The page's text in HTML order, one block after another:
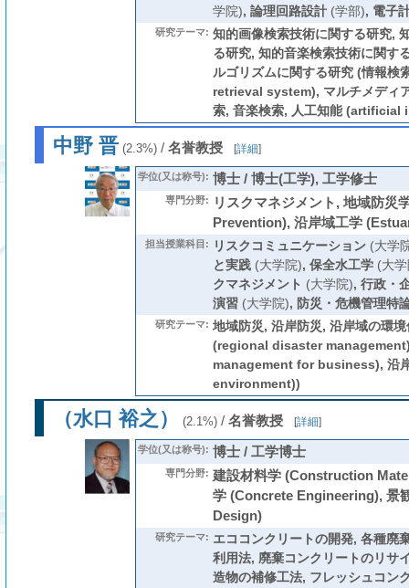
学院), 論理回路設計(学部), 電子
研究テーマ: 知的画像検索技術に関する研究,
る研究, 知的音楽検索技術に関す
ルゴリズムに関する研究 (情報
retrieval system), マルチメディ
索, 音楽検索, 人工知能
中野 晋(2.3%)/ 名誉教授 [詳細]
学位(又は称号): 博士 / 博士(工学), 工学修士
専門分野:
リスクマネジメント, 地域防災
Prevention), 沿岸域工学
担当授業科目: リスクコミュニケーション(大学
と実践(大学院), 保全水工学(大学
クマネジメント (大学院), 行政・
演習(大学院), 防災・危機管理特
研究テーマ: 地域防災, 沿岸防災, 沿岸域の環
(regional disaster
management for business), 沿
environment))
（水口 裕之） (2.1%)/ 名誉教授 [詳細]
学位(又は称号): 博士 / 工学博士
専門分野: 建設材料学 (Construction
学 (Concrete Engineering), 景
Design)
研究テーマ: エココンクリートの開発, 各種廃
利用法, 廃棄コンクリートのリサ
造物の補修工法, フレッシュコン